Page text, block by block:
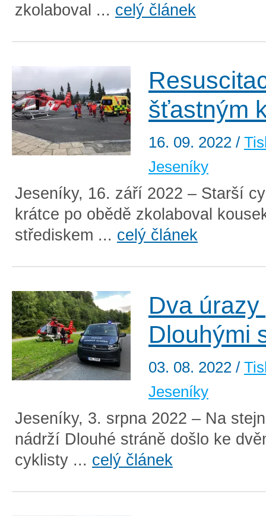
zkolaboval ... celý článek
šťastným
16. 09. 2022 /
Jeseníky
Jeseníky, 16. září 2022 – Starší
krátce po obědě zkolaboval
střediskem ... celý článek
Dva úrazy
Dlouhými
03. 08. 2022 /
Jeseníky
Jeseníky, 3. srpna 2022 – Na
nádrží Dlouhé stráně došlo ke
cyklisty ... celý článek